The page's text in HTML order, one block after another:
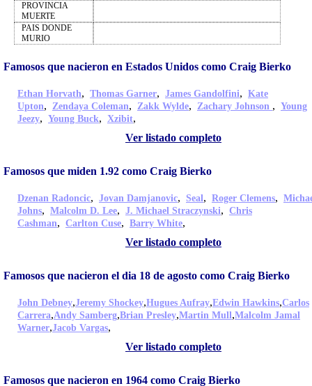
PROVINCIA
MUERTE
PAIS DONDE
MURIO
Famosos que nacieron en Estados Unidos como Craig Bierko
Ethan Horvath, Thomas Garner, James Gandolfini, Kate
Upton, Zendaya Coleman, Zakk Wylde, Zachary Johnson , Young
Jeezy, Young Buck, Xzibit,
Ver listado completo
Famosos que miden 1.92 como Craig Bierko
Dzenan Radoncic, Jovan Damjanovic, Seal, Roger Clemens,
Johns, Malcolm D. Lee, J. Michael Straczynski, Chris
Cashman, Carlton Cuse, Barry White,
Ver listado completo
Famosos que nacieron el dia 18 de agosto como Craig Bierko
John Debney,Jeremy Shockey,Hugues Aufray,Edwin Hawkins,Carlos
Carrera,Andy Samberg,Brian Presley,Martin Mull,Malcolm Jamal
Warner,Jacob Vargas,
Ver listado completo
Famosos que nacieron en 1964 como Craig Bierko